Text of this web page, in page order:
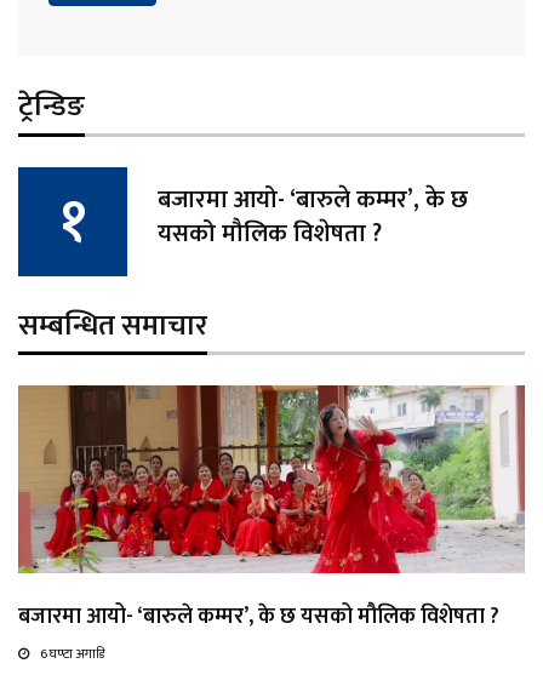
ट्रेन्डिङ
बजारमा आयो- ‘बारुले कम्मर’, के छ
यसको मौलिक विशेषता ?
सम्बन्धित समाचार
बजारमा आयो- ‘बारुले कम्मर’, के छ यसको मौलिक विशेषता ?
6 घण्टा अगाडि